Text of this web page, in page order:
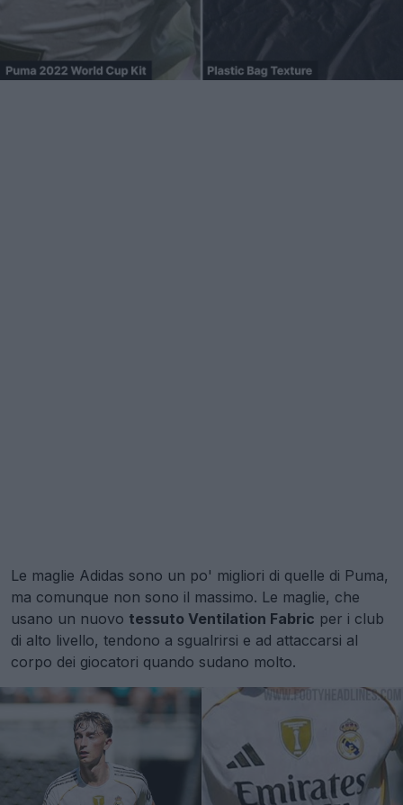
Le maglie Adidas sono un po' migliori di quelle di Puma,
ma comunque non sono il massimo. Le maglie, che
usano un nuovo tessuto Ventilation Fabric per i club
di alto livello, tendono a sgualrirsi e ad attaccarsi al
corpo dei giocatori quando sudano molto.